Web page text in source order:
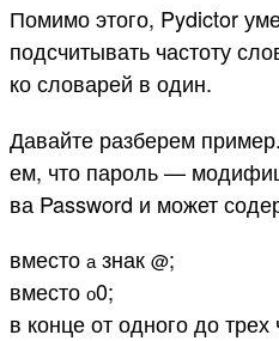
Помимо это­го, Pydictor
под­счи­тывать час­тоту
ко сло­варей в один.
Да­вайте раз­берем
ем, что пароль —
ва Password и может
вмес­то азнак @;
вмес­то о0;
в кон­це от одно­го до трех